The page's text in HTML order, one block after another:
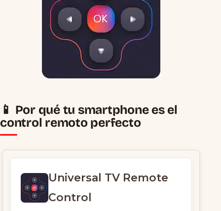
📱 Por qué tu smartphone es el
control remoto perfecto
Universal TV Remote
Control